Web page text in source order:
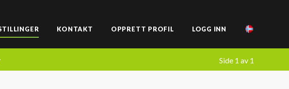
KONTAKT OPPRETT PROFIL LOGG INN
Side 1 av 1